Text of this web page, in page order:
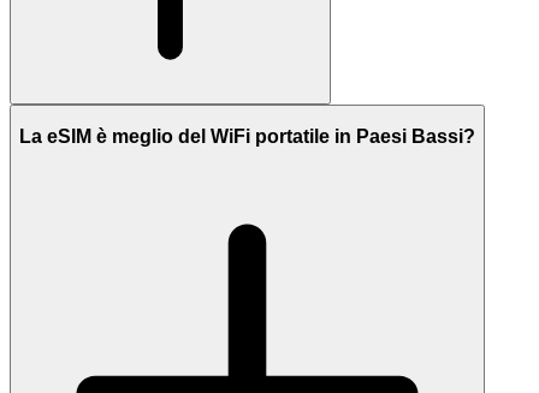
La eSIM è meglio del WiFi portatile in Paesi Bassi?